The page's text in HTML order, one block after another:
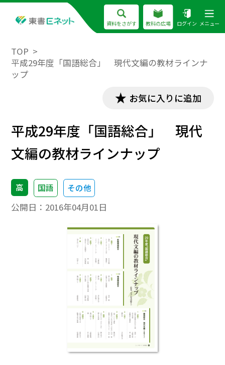
資料をさがす 教科の広場 ログイン メニュー
TOP
平成29年度「国語総合」 現代文編の教材ラインナ
ップ
お気に入りに追加
平成29年度「国語総合」 現代
文編の教材ラインナップ
高 国語 その他
公開日： 2016年04月01日